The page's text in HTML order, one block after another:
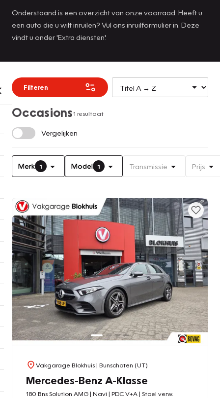
Onderstaand is een overzicht van onze voorraad. Heeft u
een auto die u wilt inruilen? Vul ons inruilformulier in. Deze
vindt u onder 'Extra diensten'.
Filteren
Occasions1 resultaat
Vergelijken
Merk 1 Model 1 Transmissie Prijs
Vakgarage Blokhuis| Bunschoten (UT)
Mercedes-Benz A-Klasse
180 Bns Solution AMG | Navi | PDC V+A | Stoel verw.